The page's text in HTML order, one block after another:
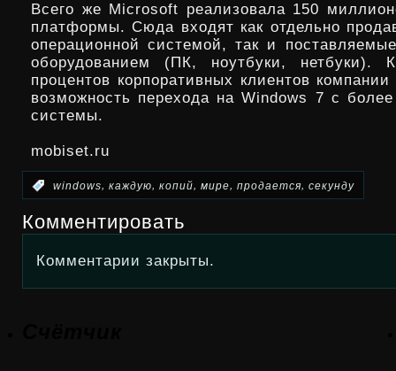
Всего же Microsoft реализовала 150
платформы. Сюда входят как отдельно
операционной системой, так и
оборудованием (ПК, ноутбуки, нетбуки).
процентов корпоративных клиентов
возможность перехода на Windows 7 с
системы.
mobiset.ru
windows, каждую, копий, мире, продается, секунду
Комментировать
Комментарии закрыты.